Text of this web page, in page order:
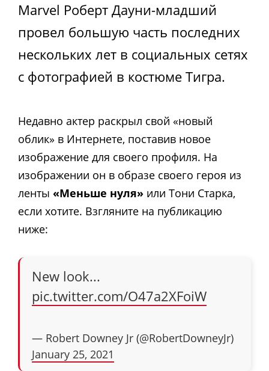
Marvel Роберт Дауни-младший
провел большую часть последних
нескольких лет в социальных сетях
с фотографией в костюме Тигра.
Недавно актер раскрыл свой «новый
облик» в Интернете, поставив новое
изображение для своего профиля. На
изображении он в образе своего героя из
ленты «Меньше нуля» или Тони Старка,
если хотите. Взгляните на публикацию
ниже:
New look...
pic.twitter.com/O47a2XFoiW
— Robert Downey Jr (@RobertDowneyJr)
January 25, 2021